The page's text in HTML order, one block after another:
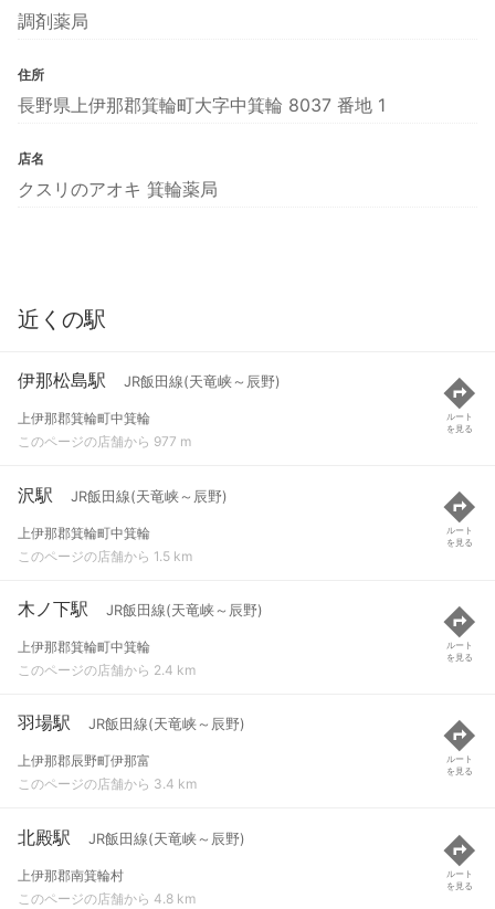
調剤薬局
住所
長野県上伊那郡箕輪町大字中箕輪 8037 番地 1
店名
クスリのアオキ 箕輪薬局
近くの駅
伊那松島駅 JR飯田線(天竜峡～辰野)
上伊那郡箕輪町中箕輪
このページの店舗から 977 m
ルート
を見る
沢駅 JR飯田線(天竜峡～辰野)
上伊那郡箕輪町中箕輪
このページの店舗から 1.5 km
ルート
を見る
木ノ下駅 JR飯田線(天竜峡～辰野)
上伊那郡箕輪町中箕輪
このページの店舗から 2.4 km
ルート
を見る
羽場駅 JR飯田線(天竜峡～辰野)
上伊那郡辰野町伊那富
このページの店舗から 3.4 km
ルート
を見る
北殿駅 JR飯田線(天竜峡～辰野)
上伊那郡南箕輪村
このページの店舗から 4.8 km
ルート
を見る